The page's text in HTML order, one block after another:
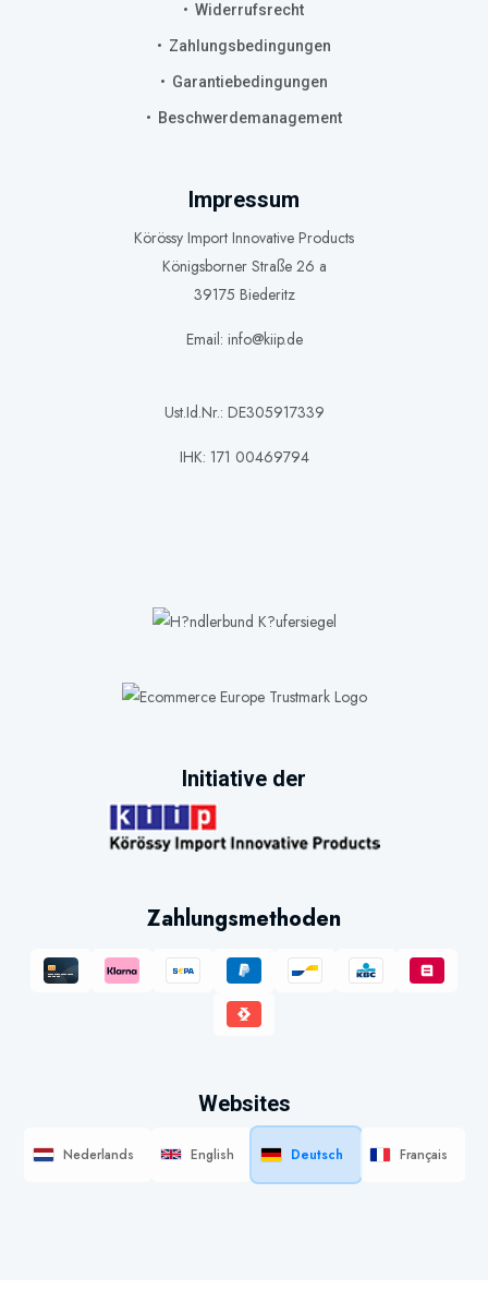
Widerrufsrecht
Zahlungsbedingungen
Garantiebedingungen
Beschwerdemanagement
Impressum
Körössy Import Innovative Products
Königsborner Straße 26 a
39175 Biederitz
Email: info@kiip.de
Ust.Id.Nr.: DE305917339
IHK: 171 00469794
Initiative der
Zahlungsmethoden
Websites
Nederlands English Deutsch Français